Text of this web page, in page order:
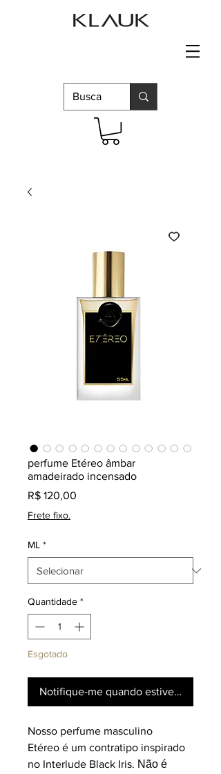
perfume Etéreo âmbar
amadeirado incensado
R$ 120,00
Frete fixo.
ML *
Quantidade *
Esgotado
Notifique-me quando estiver
Nosso perfume masculino
Etéreo é um contratipo inspirado
no Interlude Black Iris. Não é